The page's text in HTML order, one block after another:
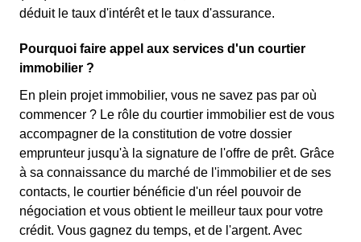
déduit le taux d'intérêt et le taux d'assurance.
Pourquoi faire appel aux services d'un courtier
immobilier ?
En plein projet immobilier, vous ne savez pas par où
commencer ? Le rôle du courtier immobilier est de vous
accompagner de la constitution de votre dossier
emprunteur jusqu'à la signature de l'offre de prêt. Grâce
à sa connaissance du marché de l'immobilier et de ses
contacts, le courtier bénéficie d'un réel pouvoir de
négociation et vous obtient le meilleur taux pour votre
crédit. Vous gagnez du temps, et de l'argent. Avec